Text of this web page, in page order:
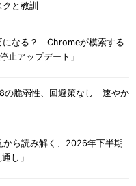
と教訓
になる？ Chromeが模索する
止アップデート」
の脆弱性、回避策なし 速やか
から読み解く、2026年下半期
し」